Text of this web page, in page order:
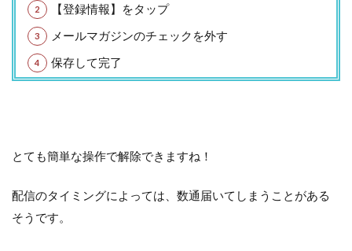
【登録情報】をタップ
メールマガジンのチェックを外す
保存して完了
とても簡単な操作で解除できますね！
配信のタイミングによっては、数通届いてしまうことがある
そうです。